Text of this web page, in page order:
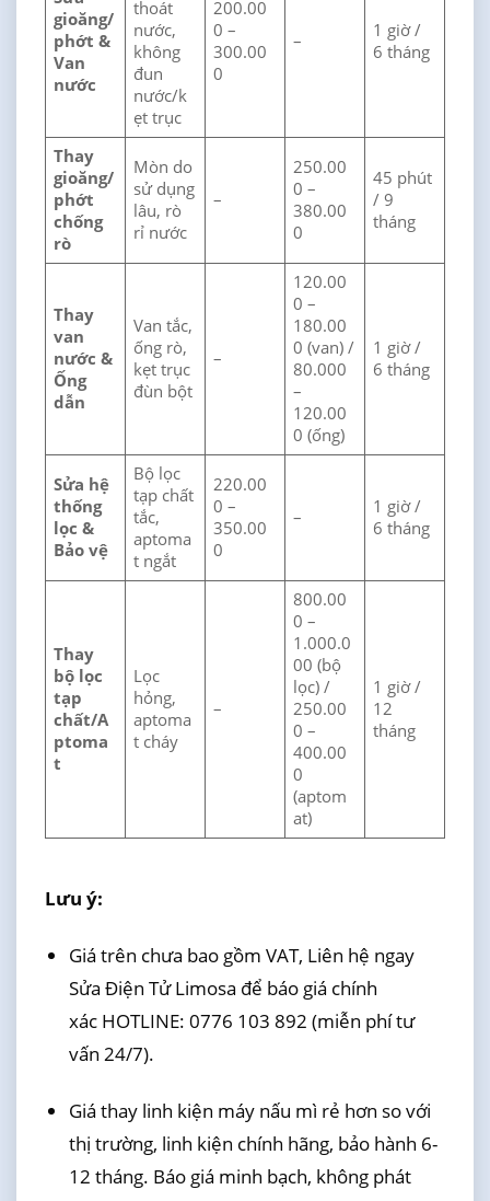
gioăng/
phớt &
Van
nước
thoát
nước,
không
đun
nước/k
ẹt trục
200.00
0 –
300.00
0
–
1 giờ /
6 tháng
Thay
gioăng/
phớt
chống
rò
Mòn do
sử dụng
lâu, rò
rỉ nước
–
250.00
0 –
380.00
0
45 phút
/ 9
tháng
Thay
van
nước &
Ống
dẫn
Van tắc,
ống rò,
kẹt trục
đùn bột
–
120.00
0 –
180.00
0 (van) /
80.000
–
120.00
0 (ống)
1 giờ /
6 tháng
Sửa hệ
thống
lọc &
Bảo vệ
Bộ lọc
tạp chất
tắc,
aptoma
t ngắt
220.00
0 –
350.00
0
–
1 giờ /
6 tháng
Thay
bộ lọc
tạp
chất/A
ptoma
t
Lọc
hỏng,
aptoma
t cháy
–
800.00
0 –
1.000.0
00 (bộ
lọc) /
250.00
0 –
400.00
0
(aptom
at)
1 giờ /
12
tháng
Lưu ý:
Giá trên chưa bao gồm VAT, Liên hệ ngay
Sửa Điện Tử Limosa để báo giá chính
xác HOTLINE: 0776 103 892 (miễn phí tư
vấn 24/7).
Giá thay linh kiện máy nấu mì rẻ hơn so với
thị trường, linh kiện chính hãng, bảo hành 6-
12 tháng. Báo giá minh bạch, không phát